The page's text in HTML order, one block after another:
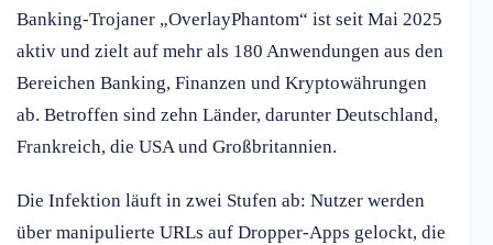
Banking-Trojaner „OverlayPhantom“ ist seit Mai 2025
aktiv und zielt auf mehr als 180 Anwendungen aus den
Bereichen Banking, Finanzen und Kryptowährungen
ab. Betroffen sind zehn Länder, darunter Deutschland,
Frankreich, die USA und Großbritannien.
Die Infektion läuft in zwei Stufen ab: Nutzer werden
über manipulierte URLs auf Dropper-Apps gelockt, die